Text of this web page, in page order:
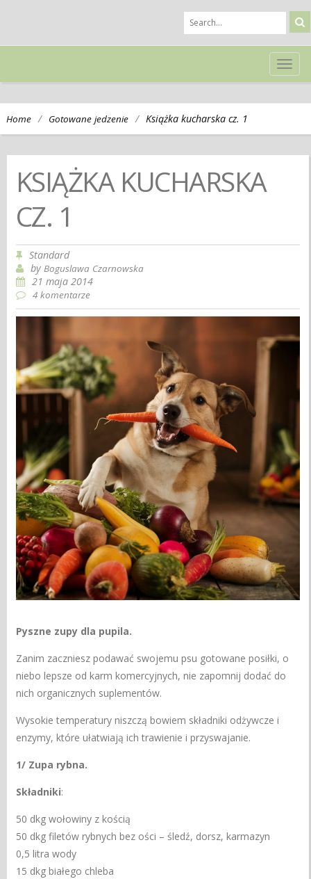
Home / Gotowane jedzenie / Książka kucharska cz. 1
KSIĄŻKA KUCHARSKA
CZ. 1
Standard
byBoguslawa Czarnowska
21 maja 2014
4 komentarze
Pyszne zupy dla pupila.
Zanim zaczniesz podawać swojemu psu gotowane posiłki, o
niebo lepsze od karm komercyjnych, nie zapomnij dodać do
nich organicznych suplementów.
Wysokie temperatury niszczą bowiem składniki odżywcze i
enzymy, które ułatwiają ich trawienie i przyswajanie.
1/ Zupa rybna.
Składniki:
50 dkg wołowiny z kością
50 dkg filetów rybnych bez ości – śledź, dorsz, karmazyn
0,5 litra wody
15 dkg białego chleba